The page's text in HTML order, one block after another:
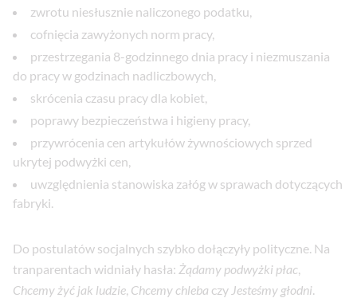
zwrotu niesłusznie naliczonego podatku,
cofnięcia zawyżonych norm pracy,
przestrzegania 8-godzinnego dnia pracy i niezmuszania
do pracy w godzinach nadliczbowych,
skrócenia czasu pracy dla kobiet,
poprawy bezpieczeństwa i higieny pracy,
przywrócenia cen artykułów żywnościowych sprzed
ukrytej podwyżki cen,
uwzględnienia stanowiska załóg w sprawach dotyczących
fabryki.
Do postulatów socjalnych szybko dołączyły polityczne. Na
tranparentach widniały hasła: Żądamy podwyżki płac,
Chcemy żyć jak ludzie, Chcemy chleba czy Jesteśmy głodni.